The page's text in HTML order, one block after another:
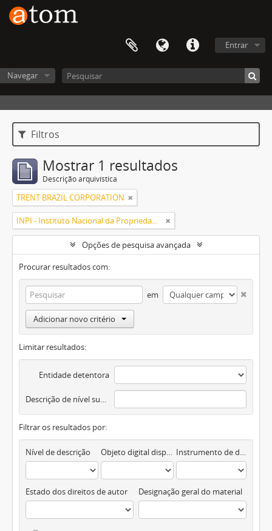
Entrar
Navegar
Filtros
Mostrar 1 resultados
Descrição arquivística
TRENT BRAZIL CORPORATION
INPI - Instituto Nacional da Propriedade Industrial
Opções de pesquisa avançada
Procurar resultados com:
em
Adicionar novo critério
Limitar resultados:
Entidade detentora
Descrição de nível superior
Filtrar os resultados por:
Nível de descrição Objeto digital disponível Instrumento de descrição documental
Estado dos direitos de autor Designação geral do material